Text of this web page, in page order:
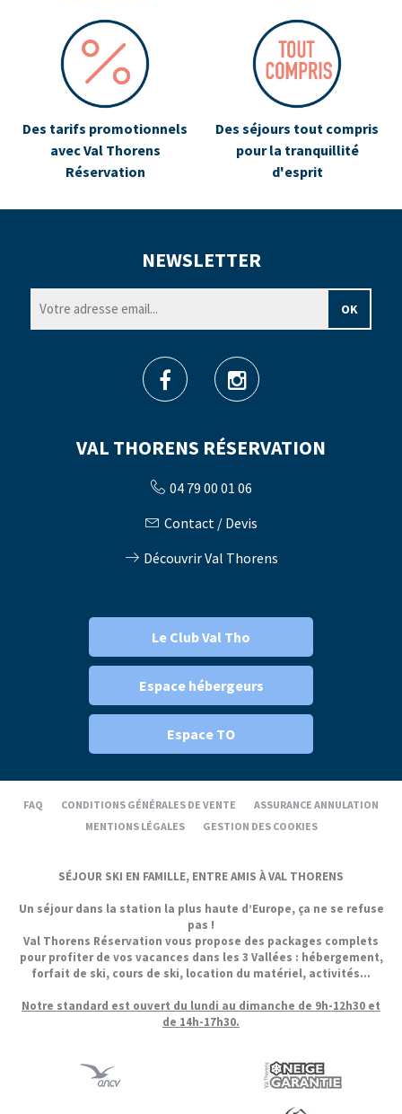
Des tarifs promotionnels
avec Val Thorens
Réservation
Des séjours tout compris
pour la tranquillité
d'esprit
VAL THORENS RÉSERVATION
04 79 00 01 06
Contact / Devis
Découvrir Val Thorens
NEWSLETTER
Le Club Val Tho
Espace hébergeurs
Espace TO
FAQ CONDITIONS GÉNÉRALES DE VENTE
ASSURANCE ANNULATION
MENTIONS LÉGALES
GESTION DES COOKIES
SÉJOUR SKI EN FAMILLE, ENTRE AMIS À VAL THORENS
Un séjour dans la station la plus haute d’Europe, ça ne se refuse
pas !
Val Thorens Réservation vous propose des packages complets
pour profiter de vos vacances dans les 3 Vallées : hébergement,
forfait de ski, cours de ski, location du matériel, activités...
Notre standard est ouvert du lundi au dimanche de 9h-12h30 et
de 14h-17h30.